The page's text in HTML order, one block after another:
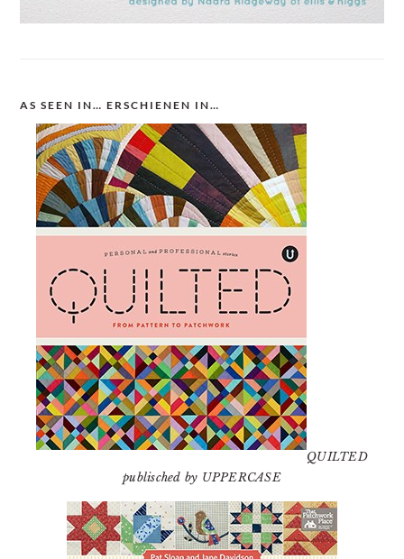
AS SEEN IN… ERSCHIENEN IN…
QUILTED
publisched by UPPERCASE